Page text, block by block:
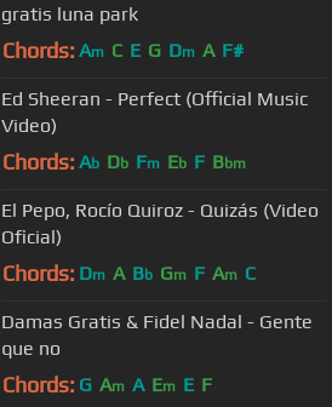
gratis luna park
Chords: Am C E G Dm A F#
Ed Sheeran - Perfect (Official Music
Video)
Chords: Ab Db Fm Eb F Bbm
El Pepo, Rocío Quiroz - Quizás (Video
Oficial)
Chords: Dm A Bb Gm F Am C
Damas Gratis & Fidel Nadal - Gente
que no
Chords: G Am A Em E F